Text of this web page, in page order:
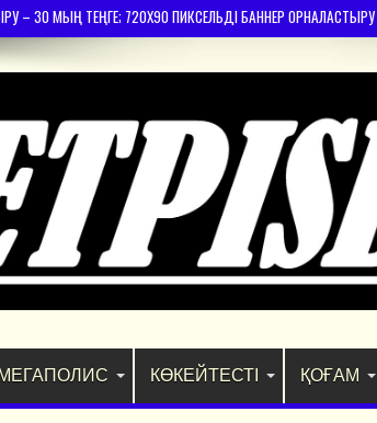
30 МЫҢ ТЕҢГЕ; 720Х90 ПИКСЕЛЬДІ БАННЕР ОРНАЛАСТЫРУ
МЕГАПОЛИС КӨКЕЙТЕСТІ ҚОҒАМ